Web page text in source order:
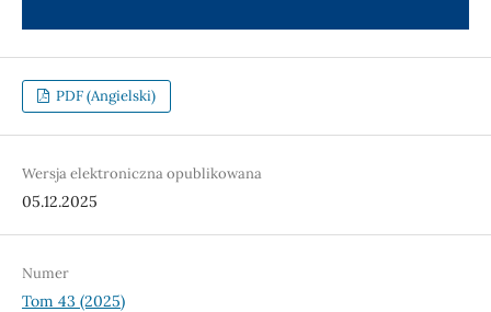
PDF (Angielski)
Wersja elektroniczna opublikowana
05.12.2025
Numer
Tom 43 (2025)